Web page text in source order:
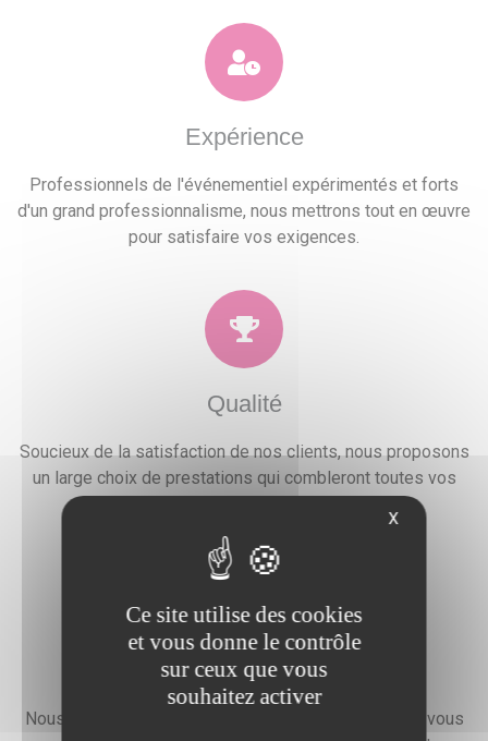
Expérience
Professionnels de l'événementiel expérimentés et forts
d'un grand professionnalisme, nous mettrons tout en œuvre
pour satisfaire vos exigences.
Qualité
Soucieux de la satisfaction de nos clients, nous proposons
un large choix de prestations qui combleront toutes vos
Devis gratuit
Nous faisons preuve d'une grande disponibilité pour vous
X
Ce site utilise des cookies
et vous donne le contrôle
sur ceux que vous
souhaitez activer